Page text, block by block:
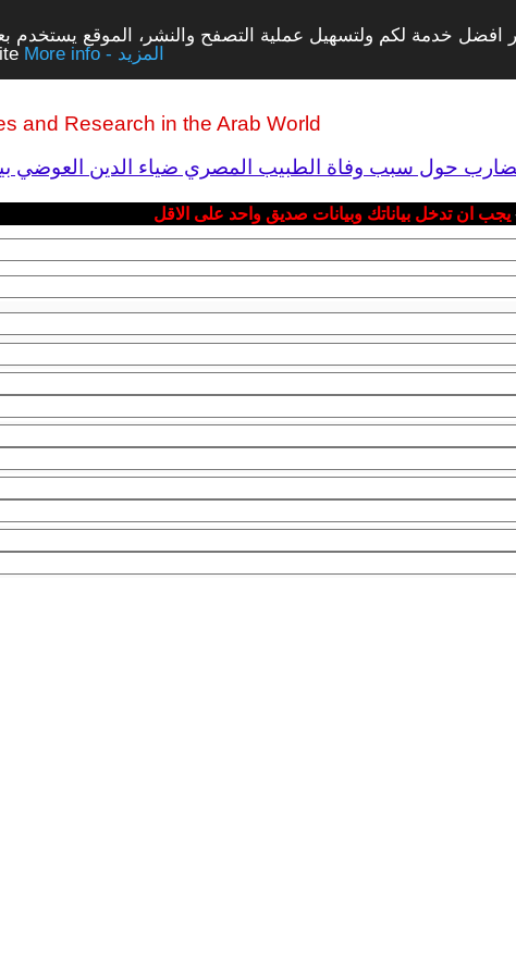
افضل خدمة لكم ولتسهيل عملية التصفح والنشر، الموقع يستخدم
More info - المزيد
and Research in the Arab World
حول سبب وفاة الطبيب المصري ضياء الدين العوضي بين
يجب ان تدخل بياناتك وبيانات صديق واحد على الاقل